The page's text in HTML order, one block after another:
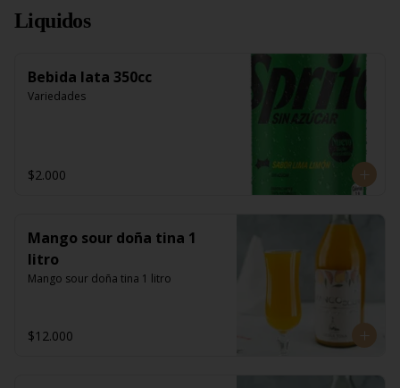
Liquidos
Bebida lata 350cc
Variedades
$2.000
Mango sour doña tina 1
litro
Mango sour doña tina 1 litro
$12.000